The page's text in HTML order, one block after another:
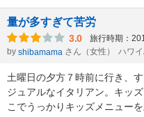
量が多すぎて苦労
3.0 旅行時期：
by shibamama さん（女性） ハワ
土曜日の夕方７時前に行き、
ジュアルなイタリアン。キッ
こでうっかりキッズメニュー